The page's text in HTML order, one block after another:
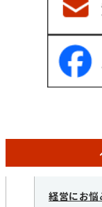
経営にお悩